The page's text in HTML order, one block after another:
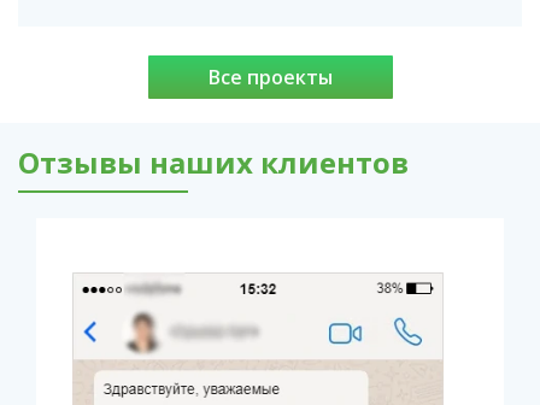
Все проекты
Отзывы наших клиентов